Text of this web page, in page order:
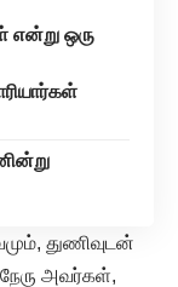
என்று ஒரு
துணிவுடன்
அவர்கள்,